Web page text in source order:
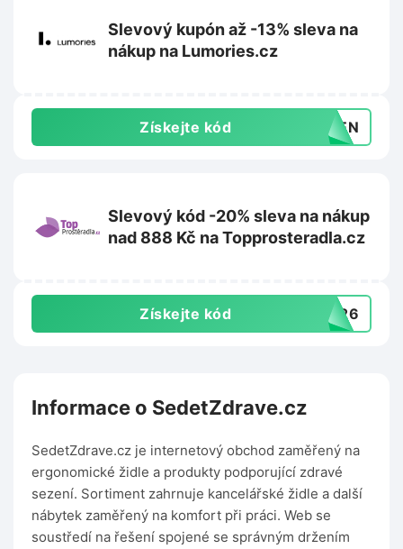
Slevový kupón až -13% sleva na
nákup na Lumories.cz
Získejte kód YDEN
Slevový kód -20% sleva na nákup
nad 888 Kč na Topprosteradla.cz
Získejte kód P826
Informace o SedetZdrave.cz
SedetZdrave.cz je internetový obchod zaměřený na
ergonomické židle a produkty podporující zdravé
sezení. Sortiment zahrnuje kancelářské židle a další
nábytek zaměřený na komfort při práci. Web se
soustředí na řešení spojené se správným držením